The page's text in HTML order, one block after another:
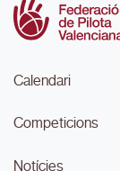
Calendari
Competicions
Notícies